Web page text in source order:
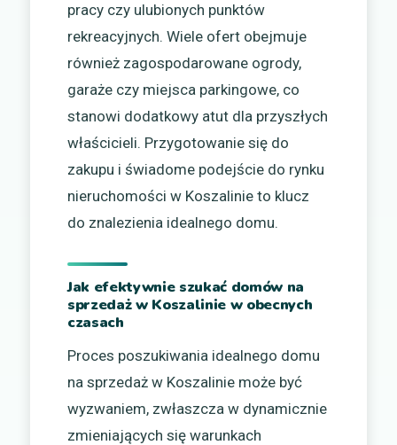
pracy czy ulubionych punktów
rekreacyjnych. Wiele ofert obejmuje
również zagospodarowane ogrody,
garaże czy miejsca parkingowe, co
stanowi dodatkowy atut dla przyszłych
właścicieli. Przygotowanie się do
zakupu i świadome podejście do rynku
nieruchomości w Koszalinie to klucz
do znalezienia idealnego domu.
Jak efektywnie szukać domów na
sprzedaż w Koszalinie w obecnych
czasach
Proces poszukiwania idealnego domu
na sprzedaż w Koszalinie może być
wyzwaniem, zwłaszcza w dynamicznie
zmieniających się warunkach